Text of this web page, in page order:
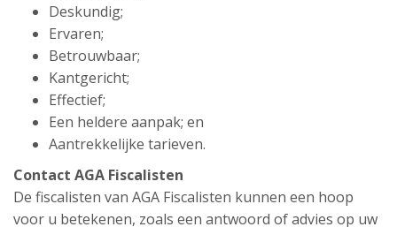
Deskundig;
Ervaren;
Betrouwbaar;
Kantgericht;
Effectief;
Een heldere aanpak; en
Aantrekkelijke tarieven.
Contact AGA Fiscalisten
De fiscalisten van AGA Fiscalisten kunnen een hoop
voor u betekenen, zoals een antwoord of advies op uw